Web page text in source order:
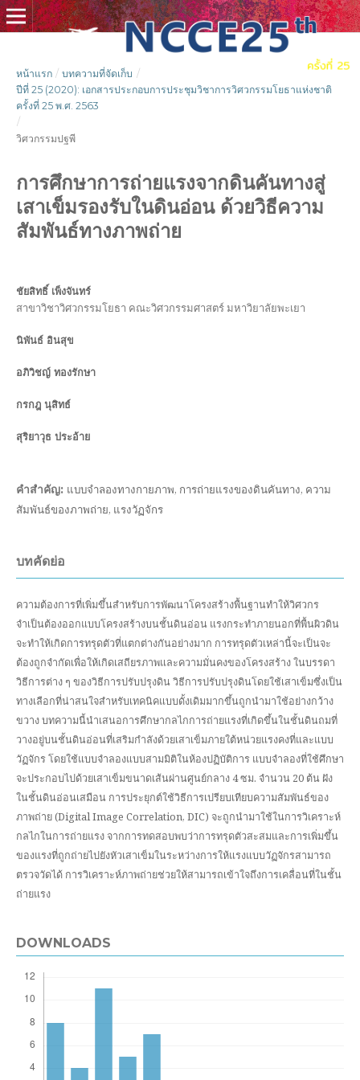
หน้าแรก / บทความที่จัดเก็บ /
ปีที่ 25 (2020): เอกสารประกอบการประชุมวิชาการวิศวกรรมโยธาแห่งชาติ
ครั้งที่ 25 พ.ศ. 2563
/
วิศวกรรมปฐพี
การศึกษาการถ่ายแรงจากดินคันทางสู่
เสาเข็มรองรับในดินอ่อน ด้วยวิธีความ
สัมพันธ์ทางภาพถ่าย
ชัยสิทธิ์ เพ็งจันทร์
สาขาวิชาวิศวกรรมโยธา คณะวิศวกรรมศาสตร์ มหาวิยาลัยพะเยา
นิพันธ์ อินสุข
อภิวิชญ์ ทองรักษา
กรกฎ นุสิทธ์
สุริยาวุธ ประอ้าย
คำสำคัญ: แบบจำลองทางกายภาพ, การถ่ายแรงของดินคันทาง, ความ
สัมพันธ์ของภาพถ่าย, แรงวัฏจักร
บทคัดย่อ
ความต้องการที่เพิ่มขึ้นสำหรับการพัฒนาโครงสร้างพื้นฐานทำให้วิศวกร
จำเป็นต้องออกแบบโครงสร้างบนชั้นดินอ่อน แรงกระทำภายนอกที่พื้นผิวดิน
จะทำให้เกิดการทรุดตัวที่แตกต่างกันอย่างมาก การทรุดตัวเหล่านี้จะเป็นจะ
ต้องถูกจำกัดเพื่อให้เกิดเสถียรภาพและความมั่นคงของโครงสร้าง ในบรรดา
วิธีการต่าง ๆ ของวิธีการปรับปรุงดิน วิธีการปรับปรุงดินโดยใช้เสาเข็มซึ่งเป็น
ทางเลือกที่น่าสนใจสำหรับเทคนิคแบบดั้งเดิมมากขึ้นถูกนำมาใช้อย่างกว้าง
ขวาง บทความนี้นำเสนอการศึกษากลไกการถ่ายแรงที่เกิดขึ้นในชั้นดินถมที่
วางอยู่บนชั้นดินอ่อนที่เสริมกำลังด้วยเสาเข็มภายใต้หน่วยแรงคงที่และแบบ
วัฏจักร โดยใช้แบบจำลองแบบสามมิติในห้องปฏิบัติการ แบบจำลองที่ใช้ศึกษา
จะประกอบไปด้วยเสาเข็มขนาดเส้นผ่านศูนย์กลาง 4 ซม. จำนวน 20 ต้น ฝัง
ในชั้นดินอ่อนเสมือน การประยุกต์ใช้วิธีการเปรียบเทียบความสัมพันธ์ของ
ภาพถ่าย (Digital Image Correlation, DIC) จะถูกนำมาใช้ในการวิเคราะห์
กลไกในการถ่ายแรง จากการทดสอบพบว่าการทรุดตัวสะสมและการเพิ่มขึ้น
ของแรงที่ถูกถ่ายไปยังหัวเสาเข็มในระหว่างการให้แรงแบบวัฏจักรสามารถ
ตรวจวัดได้ การวิเคราะห์ภาพถ่ายช่วยให้สามารถเข้าใจถึงการเคลื่อนที่ในชั้น
ถ่ายแรง
DOWNLOADS